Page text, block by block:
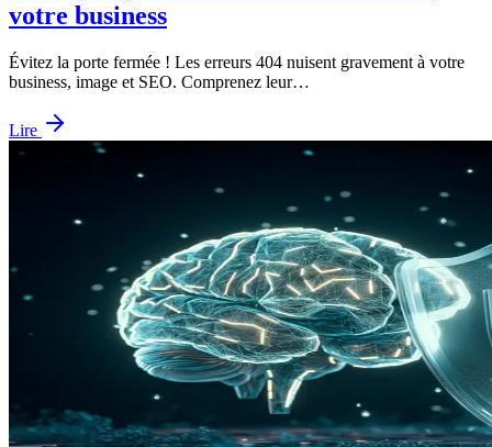
votre business
Évitez la porte fermée ! Les erreurs 404 nuisent gravement à votre
business, image et SEO. Comprenez leur…
Lire